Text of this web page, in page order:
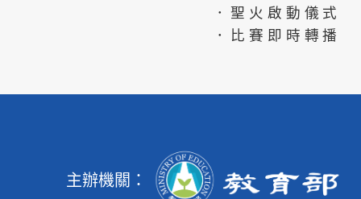
．聖火啟動儀式
．比賽即時轉播
主辦機關：